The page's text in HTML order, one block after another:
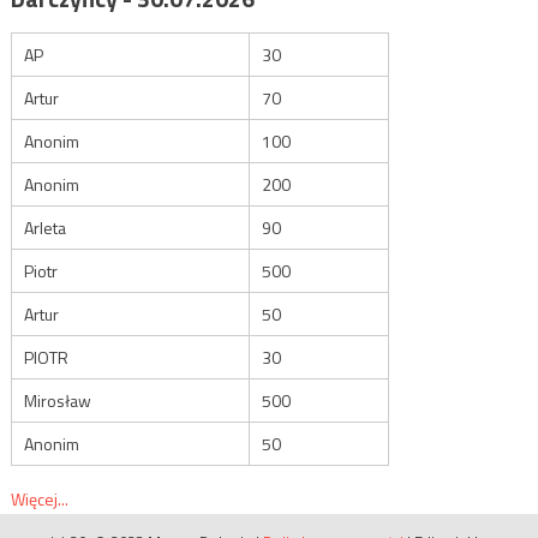
AP
30
Artur
70
Anonim
100
Anonim
200
Arleta
90
Piotr
500
Artur
50
PIOTR
30
Mirosław
500
Anonim
50
Więcej...